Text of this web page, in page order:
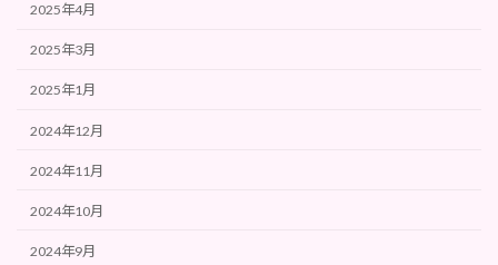
2025年4月
2025年3月
2025年1月
2024年12月
2024年11月
2024年10月
2024年9月